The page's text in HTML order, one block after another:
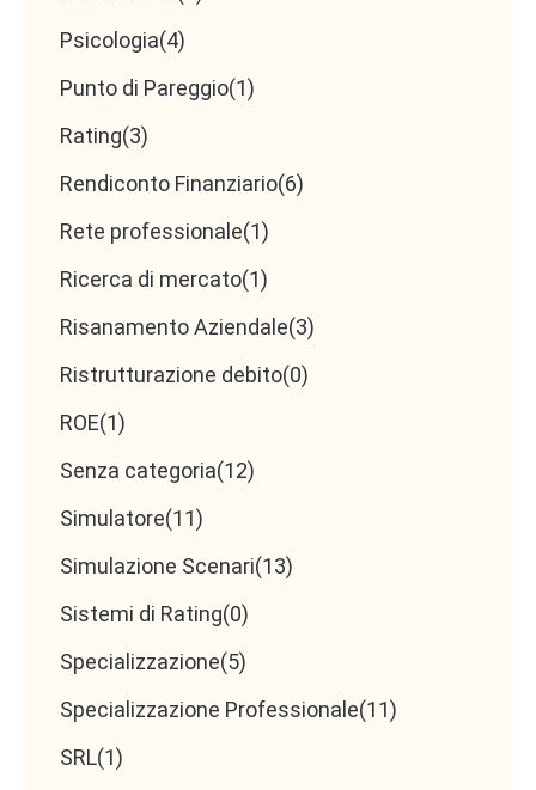
Psicologia(4)
Punto di Pareggio(1)
Rating(3)
Rendiconto Finanziario(6)
Rete professionale(1)
Ricerca di mercato(1)
Risanamento Aziendale(3)
Ristrutturazione debito(0)
ROE(1)
Senza categoria(12)
Simulatore(11)
Simulazione Scenari(13)
Sistemi di Rating(0)
Specializzazione(5)
Specializzazione Professionale(11)
SRL(1)